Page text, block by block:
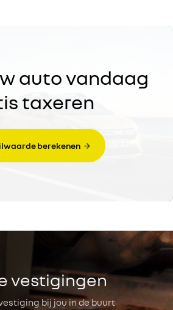
auto vandaag
taxeren
berekenen
vestigingen
bij jou in de buurt